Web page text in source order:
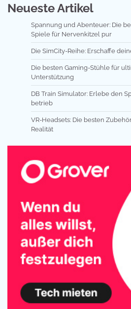
Neueste Artikel
Spannung und Abenteuer: Die
Spiele für Nervenkitzel pur
Die SimCity-Reihe: Erschaffe
Die besten Gaming-Stühle für
Unterstützung
DB Train Simulator: Erlebe den
betrieb
VR-Headsets: Die besten
Realität